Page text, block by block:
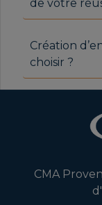
de votre
Création
choisir ?
CMA